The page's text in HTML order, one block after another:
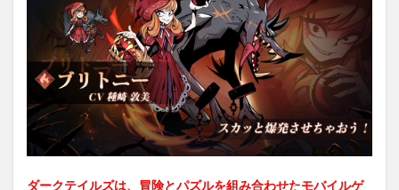
ダークテイルズは、冒険とパズルを組み合わせたモバイルゲ